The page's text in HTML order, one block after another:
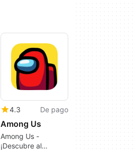
4.3 De pago
Among Us
Among Us -
¡Descubre al